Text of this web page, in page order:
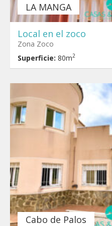
LA MANGA
Local en el zoco
Zona Zoco
Superficie: 80m2
Cabo de Palos